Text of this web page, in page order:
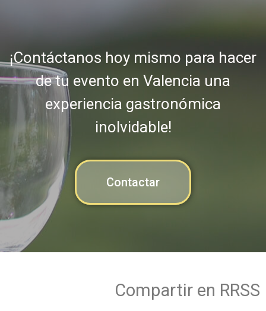
¡Contáctanos hoy mismo para hacer
de tu evento en Valencia una
experiencia gastronómica
inolvidable!
Contactar
Compartir en RRSS